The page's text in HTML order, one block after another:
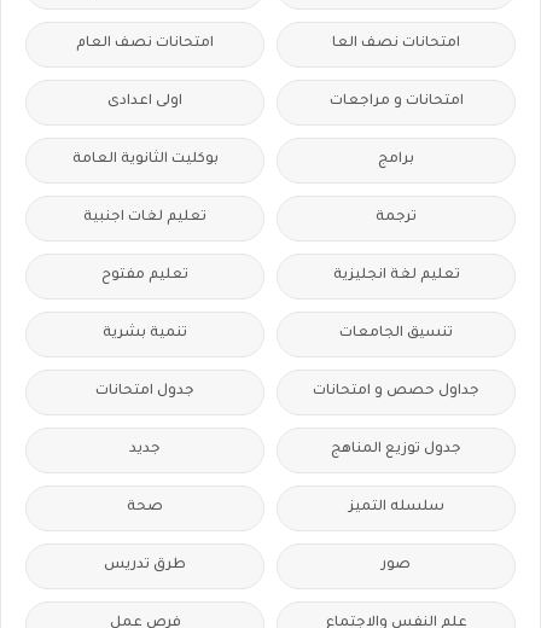
امتحانات نصف العا امتحانات نصف العام
امتحانات و مراجعات اولى اعدادى
برامج بوكليت الثانوية العامة
ترجمة تعليم لغات اجنبية
تعليم لغة انجليزية تعليم مفتوح
تنسيق الجامعات تنمية بشرية
جداول حصص و امتحانات جدول امتحانات
جدول توزيع المناهج جديد
سلسله التميز صحة
صور طرق تدريس
علم النفس والاجتماع فرص عمل